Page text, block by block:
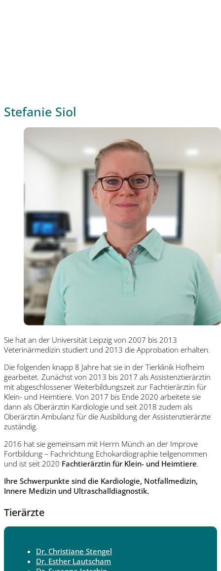
Stefanie Siol
Sie hat an der Universität Leipzig von 2007 bis 2013
Veterinärmedizin studiert und 2013 die Approbation erhalten.
Die folgenden knapp 8 Jahre hat sie in der Tierklinik Hofheim
gearbeitet. Zunächst von 2013 bis 2017 als Assistenztierärztin
mit abgeschlossener Weiterbildungszeit zur Fachtierärztin für
Klein- und Heimtiere. Von 2017 bis Ende 2020 arbeitete sie
dann als Oberärztin Kardiologie und seit 2018 zudem als
Oberärztin Ambulanz für die Ausbildung der Assistenztierärzte
zuständig.
2016 hat sie gemeinsam mit Herrn Münch an der Improve
Fortbildung – Fachrichtung Echokardiographie teilgenommen
und ist seit 2020 Fachtierärztin für Klein- und Heimtiere.
Ihre Schwerpunkte sind die Kardiologie, Notfallmedizin,
Innere Medizin und Ultraschalldiagnostik.
Tierärzte
Dr. Christiane Stengel
Dr. Esther Lautscham